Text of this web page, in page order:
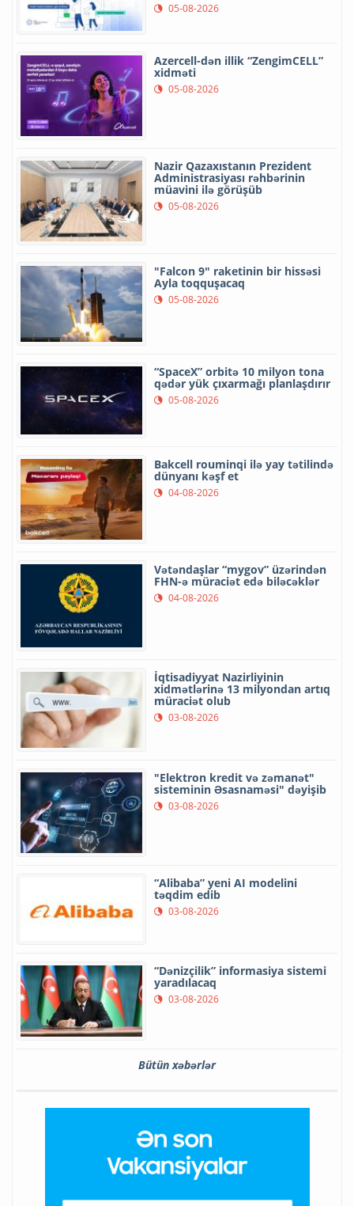
05-08-2026
Azercell-dən illik “ZengimCELL”
xidməti
05-08-2026
Nazir Qazaxıstanın Prezident
Administrasiyası rəhbərinin
müavini ilə görüşüb
05-08-2026
"Falcon 9" raketinin bir hissəsi
Ayla toqquşacaq
05-08-2026
“SpaceX” orbitə 10 milyon tona
qədər yük çıxarmağı planlaşdırır
05-08-2026
Bakcell rouminqi ilə yay tətilində
dünyanı kəşf et
04-08-2026
Vətəndaşlar “mygov” üzərindən
FHN-ə müraciət edə biləcəklər
04-08-2026
İqtisadiyyat Nazirliyinin
xidmətlərinə 13 milyondan artıq
müraciət olub
03-08-2026
"Elektron kredit və zəmanət"
sisteminin Əsasnaməsi" dəyişib
03-08-2026
“Alibaba” yeni AI modelini
təqdim edib
03-08-2026
“Dənizçilik” informasiya sistemi
yaradılacaq
03-08-2026
Bütün xəbərlər